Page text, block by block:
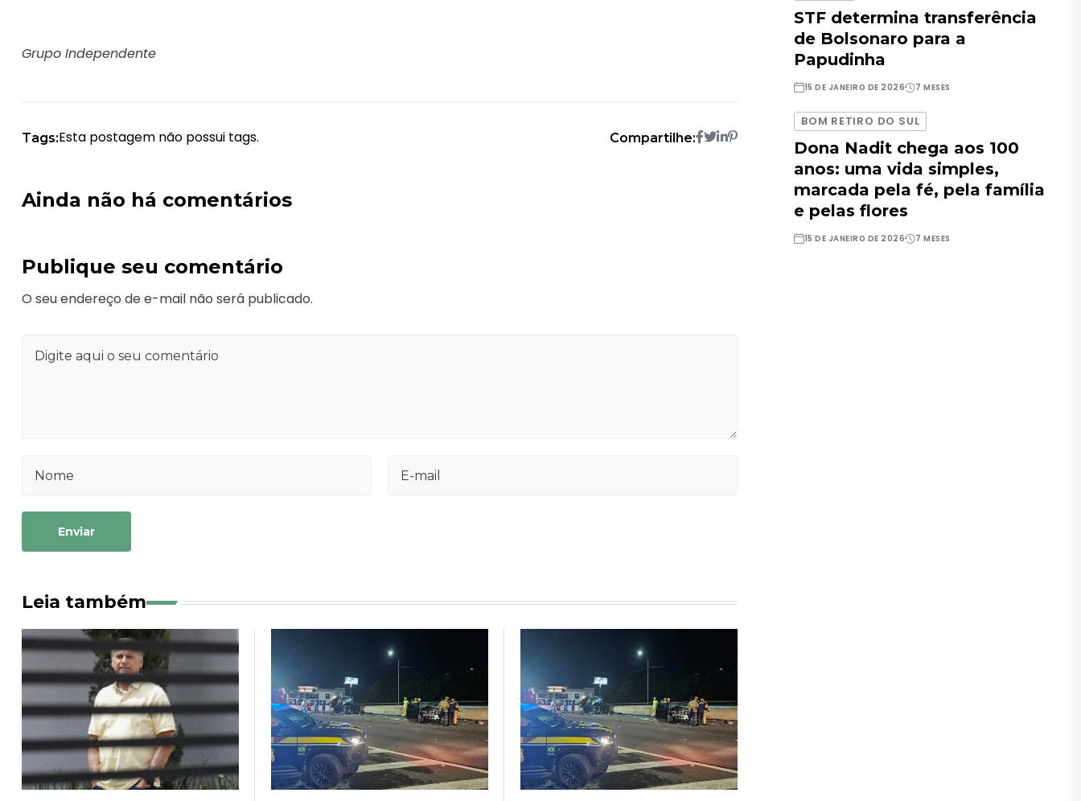
Grupo Independente
Tags:Esta postagem não possui tags. Compartilhe:
Ainda não há comentários
Publique seu comentário
O seu endereço de e-mail não será publicado.
Enviar
Leia também
STF determina transferência
de Bolsonaro para a
Papudinha
15 DE JANEIRO DE 2026 7 MESES
BOM RETIRO DO SUL
Dona Nadit chega aos 100
anos: uma vida simples,
marcada pela fé, pela família
e pelas flores
15 DE JANEIRO DE 2026 7 MESES